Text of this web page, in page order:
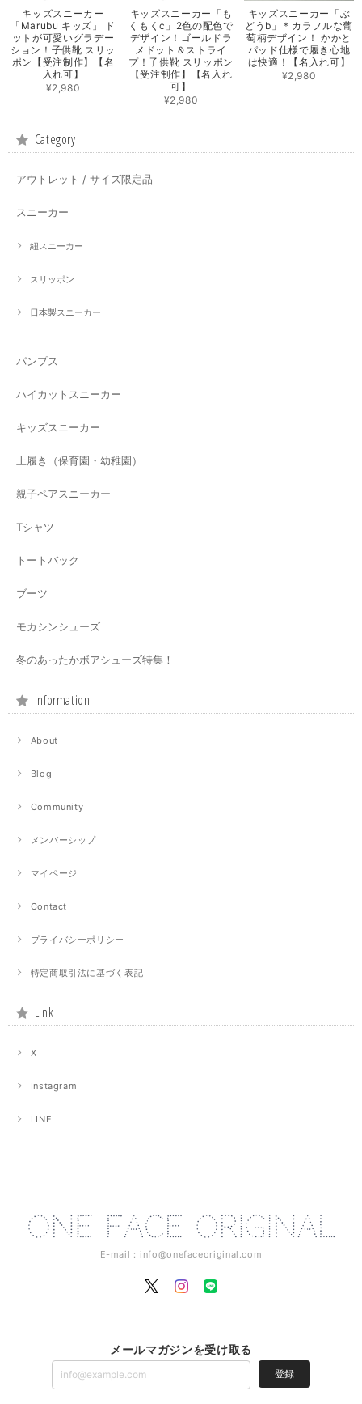
キッズスニーカー
「Marubu キッズ」 ド
ットが可愛いグラデー
ション！子供靴 スリッ
ポン【受注制作】【名
入れ可】
¥2,980
キッズスニーカー「も
くもくc」2色の配色で
デザイン！ゴールドラ
メドット＆ストライ
プ！子供靴 スリッポン
【受注制作】【名入れ
可】
¥2,980
キッズスニーカー「ぶ
どうb」＊カラフルな葡
萄柄デザイン！ かかと
パッド仕様で履き心地
は快適！【名入れ可】
¥2,980
Category
アウトレット / サイズ限定品
スニーカー
紐スニーカー
スリッポン
日本製スニーカー
パンプス
ハイカットスニーカー
キッズスニーカー
上履き（保育園・幼稚園）
親子ペアスニーカー
Tシャツ
トートバック
ブーツ
モカシンシューズ
冬のあったかボアシューズ特集！
Information
About
Blog
Community
メンバーシップ
マイページ
Contact
プライバシーポリシー
特定商取引法に基づく表記
Link
X
Instagram
LINE
E-mail： info@onefaceoriginal.com
メールマガジンを受け取る
登録